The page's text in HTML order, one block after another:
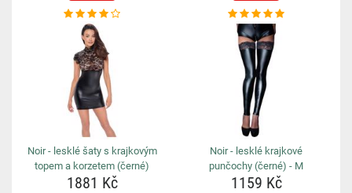
Noir - lesklé šaty s krajkovým
topem a korzetem (černé)
1881 Kč
Noir - lesklé krajkové
punčochy (černé) - M
1159 Kč